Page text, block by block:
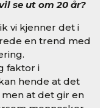
se ut om 20 år?
vi kjenner det i
en trend med
faktor i
hende at det
at det gir en